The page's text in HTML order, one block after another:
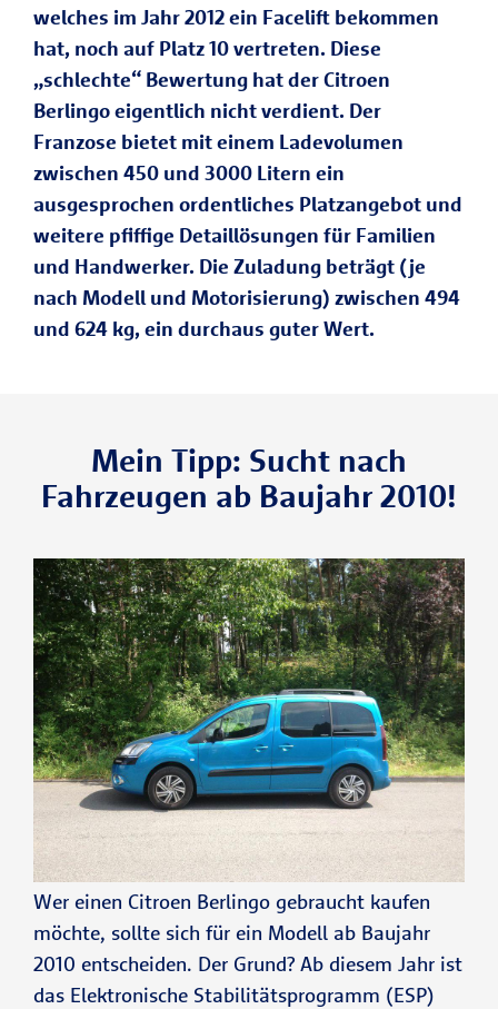
welches im Jahr 2012 ein Facelift bekommen
hat, noch auf Platz 10 vertreten. Diese
„schlechte“ Bewertung hat der Citroen
Berlingo eigentlich nicht verdient. Der
Franzose bietet mit einem Ladevolumen
zwischen 450 und 3000 Litern ein
ausgesprochen ordentliches Platzangebot und
weitere pfiffige Detaillösungen für Familien
und Handwerker. Die Zuladung beträgt (je
nach Modell und Motorisierung) zwischen 494
und 624 kg, ein durchaus guter Wert.
Mein Tipp: Sucht nach
Fahrzeugen ab Baujahr 2010!
Wer einen Citroen Berlingo gebraucht kaufen
möchte, sollte sich für ein Modell ab Baujahr
2010 entscheiden. Der Grund? Ab diesem Jahr ist
das Elektronische Stabilitätsprogramm (ESP)